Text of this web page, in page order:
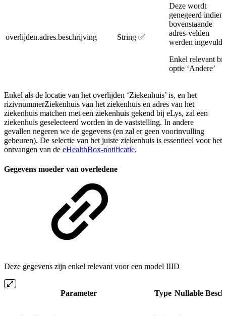
overlijden.adres.beschrijving String ✅
Deze wordt
genegeerd indien
bovenstaande
adres-velden
werden ingevuld.
Enkel relevant bij
optie ‘Andere’
Enkel als de locatie van het overlijden ‘Ziekenhuis’ is, en het
rizivnummerZiekenhuis van het ziekenhuis en adres van het
ziekenhuis matchen met een ziekenhuis gekend bij eLys, zal een
ziekenhuis geselecteerd worden in de vaststelling. In andere
gevallen negeren we de gegevens (en zal er geen voorinvulling
gebeuren). De selectie van het juiste ziekenhuis is essentieel voor het
ontvangen van de eHealthBox-notificatie.
Gegevens moeder van overledene
Deze gegevens zijn enkel relevant voor een model IIID
Parameter Type Nullable